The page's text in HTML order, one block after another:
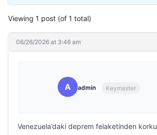
Viewing 1 post (of 1 total)
06/26/2026 at 3:46 am
A admin Keymaster
Venezuela’daki deprem felaketinden